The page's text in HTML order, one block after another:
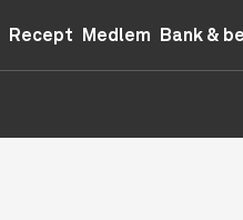
Recept Medlem Bank &